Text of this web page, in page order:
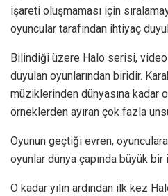
işareti oluşmaması için
oyuncular tarafından ihtiyaç
Bilindiği üzere Halo serisi,
duyulan oyunlarından biridir.
müziklerinden dünyasına kadar
örneklerden ayıran çok fazla
Oyunun geçtiği evren,
oyunlar dünya çapında büyük bir
O kadar yılın ardından ilk kez